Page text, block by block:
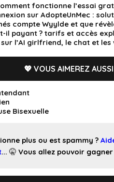
fonctionne l’essai
sur AdopteUnMec :
compte Wyylde et que
il payant ? tarifs et accès
l’AI girlfriend, le chat et les
💖 VOUS AIMEREZ
Bisexuelle
plus ou est spammy ?
... 🤫 Vous allez pouvoir